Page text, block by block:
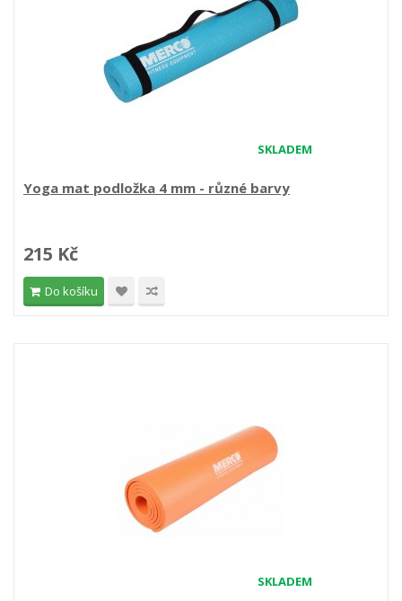
SKLADEM
Yoga mat podložka 4 mm - různé barvy
215 Kč
Do košíku
SKLADEM